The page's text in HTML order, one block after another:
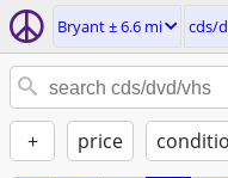
Bryant ± 6.6 mi cds/
+ price